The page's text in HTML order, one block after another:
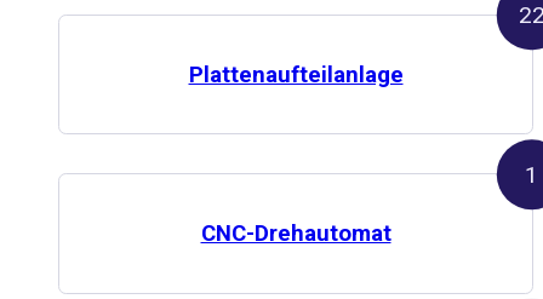
Platten­aufteilanlage
1
CNC-Drehautomat